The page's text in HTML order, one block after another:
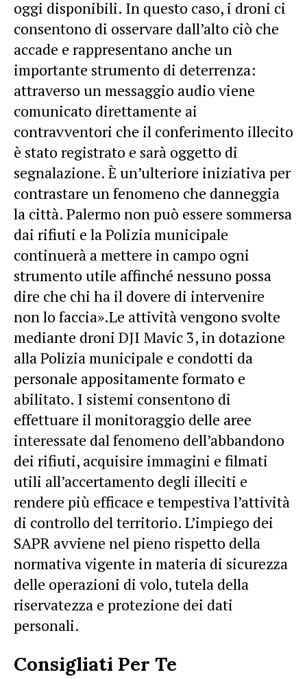
oggi disponibili. In questo caso, i droni ci
consentono di osservare dall’alto ciò che
accade e rappresentano anche un
importante strumento di deterrenza:
attraverso un messaggio audio viene
comunicato direttamente ai
contravventori che il conferimento illecito
è stato registrato e sarà oggetto di
segnalazione. È un’ulteriore iniziativa per
contrastare un fenomeno che danneggia
la città. Palermo non può essere sommersa
dai rifiuti e la Polizia municipale
continuerà a mettere in campo ogni
strumento utile affinché nessuno possa
dire che chi ha il dovere di intervenire
non lo faccia».Le attività vengono svolte
mediante droni DJI Mavic 3, in dotazione
alla Polizia municipale e condotti da
personale appositamente formato e
abilitato. I sistemi consentono di
effettuare il monitoraggio delle aree
interessate dal fenomeno dell’abbandono
dei rifiuti, acquisire immagini e filmati
utili all’accertamento degli illeciti e
rendere più efficace e tempestiva l’attività
di controllo del territorio. L’impiego dei
SAPR avviene nel pieno rispetto della
normativa vigente in materia di sicurezza
delle operazioni di volo, tutela della
riservatezza e protezione dei dati
personali.
Consigliati Per Te